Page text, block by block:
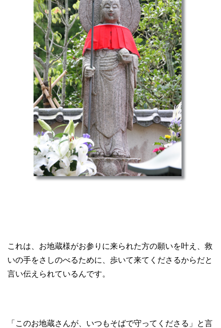
これは、お地蔵様がお参りに来られた方の願いを叶え、救
いの手をさしのべるために、歩いて来てくださるからだと
言い伝えられているんです。
「このお地蔵さんが、いつもそばで守ってくださる」と言